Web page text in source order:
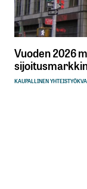
Vuoden 2026
KAUPALLINEN YHTEISTYÖ